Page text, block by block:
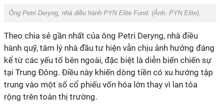
Ông Petri Deryng, nhà điều hành PYN Elite Fund. (Ảnh: PYN Elite).
Theo chia sẻ gần nhất của ông Petri Deryng, nhà điều
hành quỹ, tâm lý nhà đầu tư hiện vẫn chịu ảnh hưởng đáng
kể từ các yếu tố bên ngoài, đặc biệt là diễn biến chiến sự
tại Trung Đông. Điều này khiến dòng tiền có xu hướng tập
trung vào một số cổ phiếu vốn hóa lớn thay vì lan tỏa
rộng trên toàn thị trường.